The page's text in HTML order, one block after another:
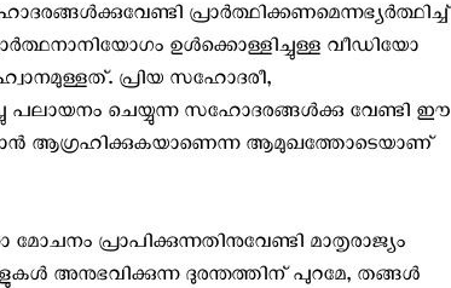
പ്രാർത്ഥിക്കണമെന്നഭ്യർത്ഥിച്ച്
ഉള്‍ക്കൊള്ളിച്ചുള്ള വീഡിയോ
പ്രിയ സഹോദരീ,
പലായനം ചെയ്യുന്ന സഹോദരങ്ങൾക്കു വേണ്ടി ഈ
ഞാൻ ആഗ്രഹിക്കുകയാണെന്ന ആമുഖത്തോടെയാണ്
മോചനം പ്രാപിക്കുന്നതിനുവേണ്ടി മാതൃരാജ്യം
അനുഭവിക്കുന്ന ദുരന്തത്തിന് പുറമേ, തങ്ങൾ